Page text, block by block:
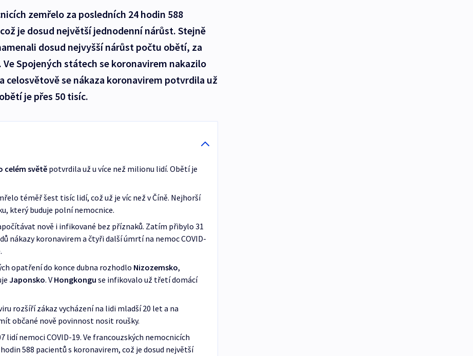
zemřelo za posledních 24 hodin 588
je dosud největší jednodenní nárůst. Stejně
dosud nejvyšší nárůst počtu obětí, za
Spojených státech se koronavirem nakazilo
celosvětově se nákaza koronavirem potvrdila už
je přes 50 tisíc.
celém světěpotvrdila už u více než milionu lidí. Obětí je
téměř šest tisíc lidí, což už je víc než v Číně. Nejhorší
který buduje polní nemocnice.
nově i infikované bez příznaků. Zatím přibylo 31
nákazy koronavirem a čtyři další úmrtí na nemoc COVID-
opatření do konce dubna rozhodlo Nizozemsko,
Japonsko. V Hongkongu se infikovalo už třetí domácí
rozšíří zákaz vycházení na lidi mladší 20 let a na
občané nově povinnost nosit roušky.
lidí nemoci COVID-19. Ve francouzských nemocnicích
588 pacientů s koronavirem, což je dosud největší